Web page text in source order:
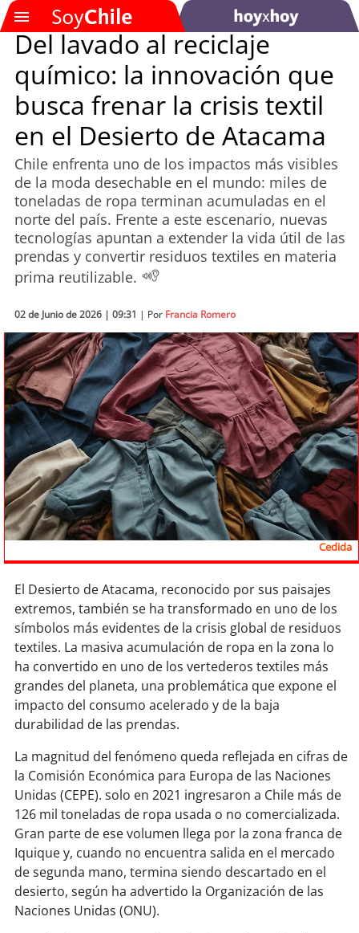
Podcast
Actualidad
Entretención
Economía
Tecnología
Sostenibilidad
soychile
soyarica
soyiquique
soycalama
soyantofagasta
soycopiapó
soy valparaíso
soyquillota
soysanantonio
soychillán
soy sancarlos
soytalcahuano
soyconcepción
soycoronel
Del lavado al reciclaje
químico: la innovación que
busca frenar la crisis textil
en el Desierto de Atacama
Chile enfrenta uno de los impactos más visibles
de la moda desechable en el mundo: miles de
toneladas de ropa terminan acumuladas en el
norte del país. Frente a este escenario, nuevas
tecnologías apuntan a extender la vida útil de las
prendas y convertir residuos textiles en materia
prima reutilizable.
02 de Junio de 2026 | 09:31 | Por Francia Romero
Cedida
El Desierto de Atacama, reconocido por sus paisajes
extremos, también se ha transformado en uno de los
símbolos más evidentes de la crisis global de residuos
textiles. La masiva acumulación de ropa en la zona lo
ha convertido en uno de los vertederos textiles más
grandes del planeta, una problemática que expone el
impacto del consumo acelerado y de la baja
durabilidad de las prendas.
La magnitud del fenómeno queda reflejada en cifras de
la Comisión Económica para Europa de las Naciones
Unidas (CEPE). solo en 2021 ingresaron a Chile más de
126 mil toneladas de ropa usada o no comercializada.
Gran parte de ese volumen llega por la zona franca de
Iquique y, cuando no encuentra salida en el mercado
de segunda mano, termina siendo descartado en el
desierto, según ha advertido la Organización de las
Naciones Unidas (ONU).